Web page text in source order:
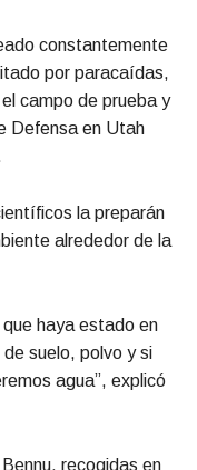
constantemente
por paracaídas,
campo de prueba y
Defensa en Utah
la preparán
alrededor de la
haya estado en
suelo, polvo y si
agua”, explicó
recogidas en